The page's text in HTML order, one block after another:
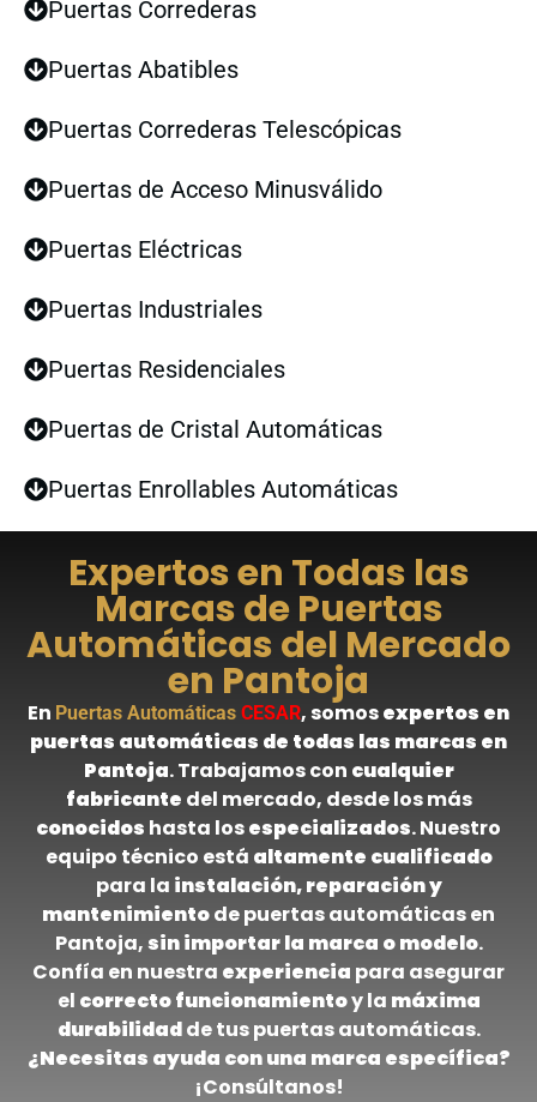
Puertas Correderas
Puertas Abatibles
Puertas Correderas Telescópicas
Puertas de Acceso Minusválido
Puertas Eléctricas
Puertas Industriales
Puertas Residenciales
Puertas de Cristal Automáticas
Puertas Enrollables Automáticas
Expertos en Todas las
Marcas de Puertas
Automáticas del Mercado
en Pantoja
En Puertas Automáticas CESAR, somosexpertos en
puertas automáticas de todas las marcas en
Pantoja. Trabajamos con cualquier
fabricante del mercado, desde los más
conocidos hasta losespecializados. Nuestro
equipo técnico está altamente cualificado
para la instalación, reparación y
mantenimientode puertas automáticas en
Pantoja,sin importar la marca o modelo.
Confía en nuestra experiencia para asegurar
el correcto funcionamientoy la máxima
durabilidadde tus puertas automáticas.
¿Necesitas ayuda con una marca específica?
¡Consúltanos!